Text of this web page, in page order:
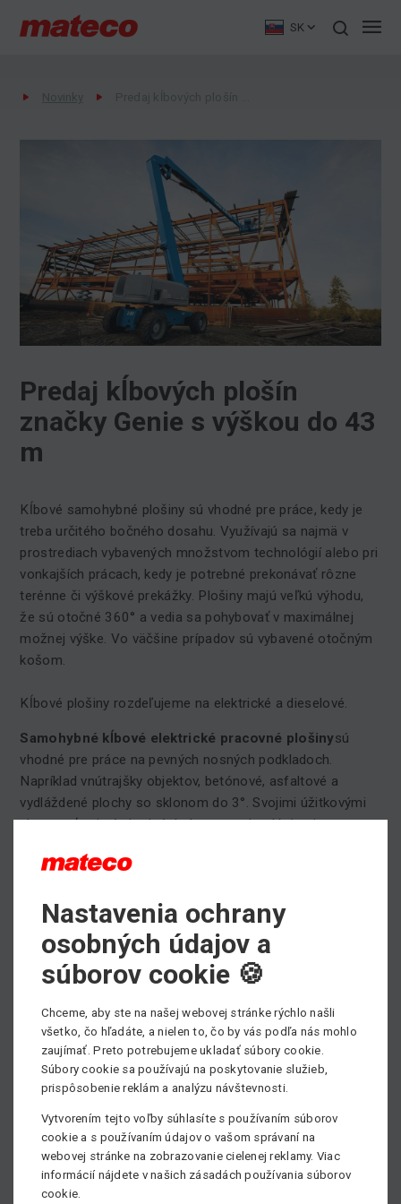
SK
Predaj kĺbových plošín
značky Genie s výškou do 43
m
Kĺbové samohybné plošiny sú vhodné pre práce, kedy je
treba určitého bočného dosahu. Využívajú sa najmä v
prostrediach vybavených množstvom technológií alebo pri
vonkajších prácach, kedy je potrebné prekonávať rôzne
terénne či výškové prekážky. Plošiny majú veľkú výhodu,
že sú otočné 360° a vedia sa pohybovať v maximálnej
možnej výške. Vo väčšine prípadov sú vybavené otočným
košom.
Kĺbové plošiny rozdeľujeme na elektrické a dieselové.
Samohybné kĺbové elektrické pracovné plošinysú
vhodné pre práce na pevných nosných podkladoch.
Napríklad vnútrajšky objektov, betónové, asfaltové a
vydláždené plochy so sklonom do 3°. Svojimi úžitkovými
vlastnosťami sú vhodné do husto technológiami
dosah stroja. Zariadenia sa pohybujú vo svojej maximálnej
náklonu. Plošiny majú veľkú výhodu, že sú otočné 360°.
Vo väčšine prípadov sú vybavené otočným košom.
Elektrické kĺbové pracovné plošiny sú nabíjané vstavanou
nabíjačkou. Denná doba nabíjania je minimálne 8 hodín
hod. podľa povahy práce a typu stroja.
Samohybné kĺbové dieselové pracovné plošiny
vhodné pre práce na spevnených i nespevnených
náročných terénov, kde je potrebné použiť bočný dosah
stroja. Pre tieto práce sú uspôsobené pohonom 4x4 a
výkyvnými nápravami. Zariadenia sa pohybujú vo svojej
maximálnej pracovnej výške a signalizujú prekročenie
Nastavenia ochrany
osobných údajov a
súborov cookie 🍪
Chceme, aby ste na našej webovej stránke rýchlo našli
všetko, čo hľadáte, a nielen to, čo by vás podľa nás mohlo
zaujímať. Preto potrebujeme ukladať súbory cookie.
Súbory cookie sa používajú na poskytovanie služieb,
prispôsobenie reklám a analýzu návštevnosti.
Vytvorením tejto voľby súhlasíte s používaním súborov
cookie a s používaním údajov o vašom správaní na
webovej stránke na zobrazovanie cielenej reklamy. Viac
informácií nájdete v našich zásadách používania súborov
cookie.